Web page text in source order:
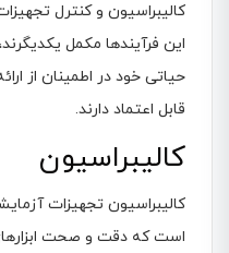
کالیبراسیون و کنترل
این فرآیندها مکمل
حیاتی خود در اطمینان از
قابل اعتماد دارند.
کالیبراسیون
کالیبراسیون تجهیزات
است که دقت و صحت